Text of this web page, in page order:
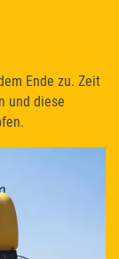
Ende zu. Zeit
und diese